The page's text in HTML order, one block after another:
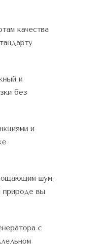
качества
и
без
и
шум,
природе вы
с